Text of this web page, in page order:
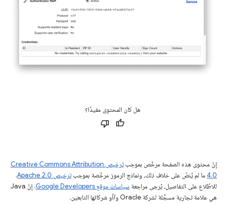
هل كان المحتوى مفيدًا؟
إنّ محتوى هذه الصفحة مرخّص بموجب
ترخيص Creative Commons Attribution
4.0‏ ما لم يُنصّ على خلاف ذلك، ونماذج الرموز مرخّصة بموجبترخيص Apache 2.0‏
.
للاطّلاع على التفاصيل، يُرجى مراجعة سياسات موقع Google Developers‏
. إنّ Java
هي علامة تجارية مسجَّلة لشركة Oracle و/أو شركائها التابعين.